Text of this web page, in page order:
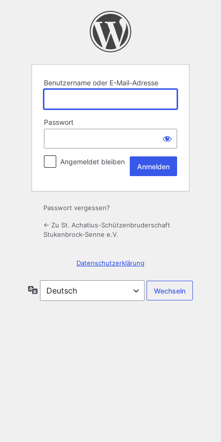
Benutzername oder E-Mail-Adresse
Passwort
Angemeldet bleiben
Passwort vergessen?
← Zu St. Achatius-Schützenbruderschaft
Stukenbrock-Senne e.V.
Datenschutzerklärung
Sprache